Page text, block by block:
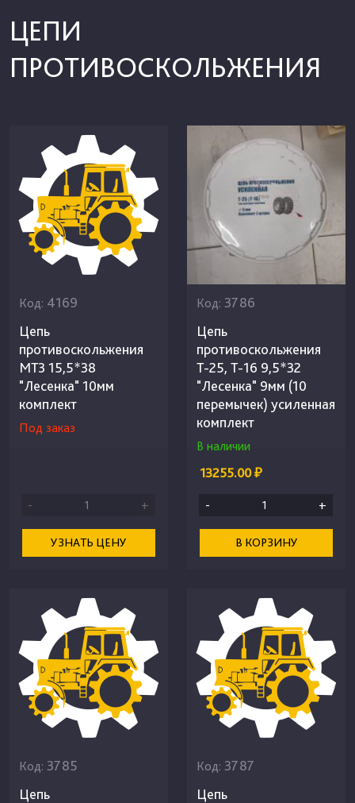
ЦЕПИ
ПРОТИВОСКОЛЬЖЕНИЯ
Код: 4169
Цепь
противоскольжения
МТЗ 15,5*38
"Лесенка" 10мм
комплект
Под заказ
- +
УЗНАТЬ ЦЕНУ
Код: 3786
Цепь
противоскольжения
Т-25, Т-16 9,5*32
"Лесенка" 9мм (10
перемычек) усиленная
комплект
В наличии
13255.00 ₽
- +
В КОРЗИНУ
Код: 3785
Цепь
Код: 3787
Цепь